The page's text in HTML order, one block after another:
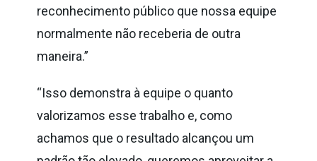
reconhecimento público que nossa equipe
normalmente não receberia de outra
maneira.”
“Isso demonstra à equipe o quanto
valorizamos esse trabalho e, como
achamos que o resultado alcançou um